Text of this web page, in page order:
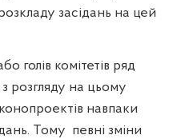
засідань на цей
голів комітетів ряд
розгляду на цьому
навпаки
Тому певні зміни